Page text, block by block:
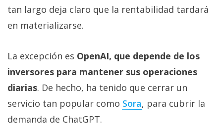
tan largo deja claro que la rentabilidad tardará
en materializarse.
La excepción es OpenAI, que depende de los
inversores para mantener sus operaciones
diarias. De hecho, ha tenido que cerrar un
servicio tan popular como Sora‎, para cubrir la
demanda de ChatGPT.